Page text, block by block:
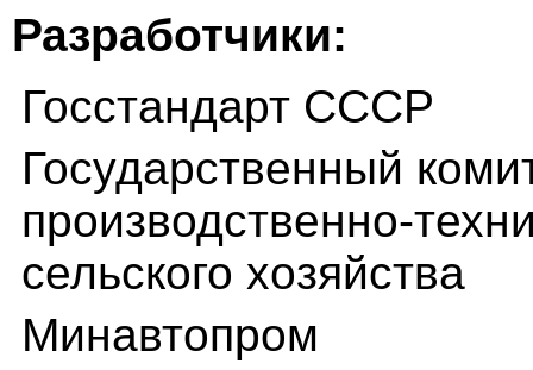
Разработчики:
Госстандарт СССР
Государственный
производственно-
сельского хозяйства
Минавтопром